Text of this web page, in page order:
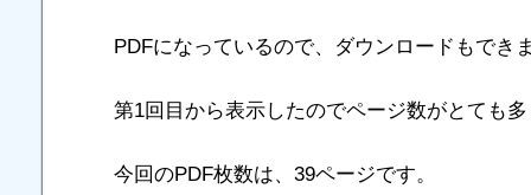
PDFになっているので、ダウンロードもでき
第1回目から表示したのでページ数がとても
今回のPDF枚数は、39ページです。